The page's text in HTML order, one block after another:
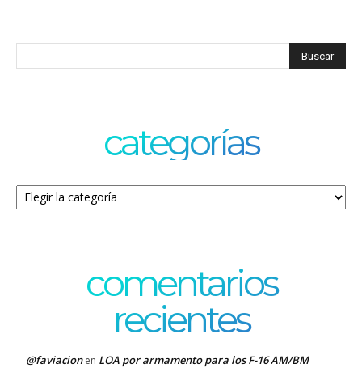
categorías
Categorías
comentarios
recientes
@faviacionen LOA por armamento para los F-16 AM/BM